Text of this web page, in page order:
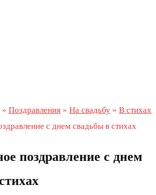
» Поздравления » На свадьбу » В стихах
с днем свадьбы в стихах
поздравление с днем